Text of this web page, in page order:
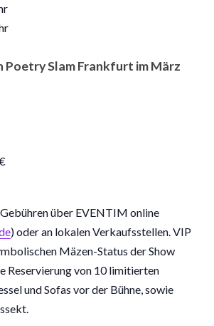
Poetry Slam Frankfurt im März
über EVENTIM online
) oder an lokalen Verkaufsstellen. VIP
Mäzen-Status der Show
Reservierung von 10 limitierten
und Sofas vor der Bühne, sowie